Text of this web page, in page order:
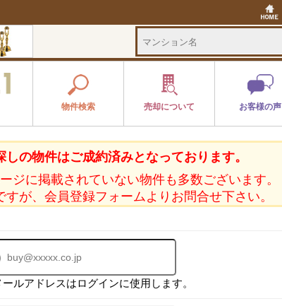
物件検索 売却について お客様の声
しの物件はご成約済みとなっております。
ジに掲載されていない物件も多数ございます。
すが、会員登録フォームよりお問合せ下さい。
ルアドレスはログインに使用します。